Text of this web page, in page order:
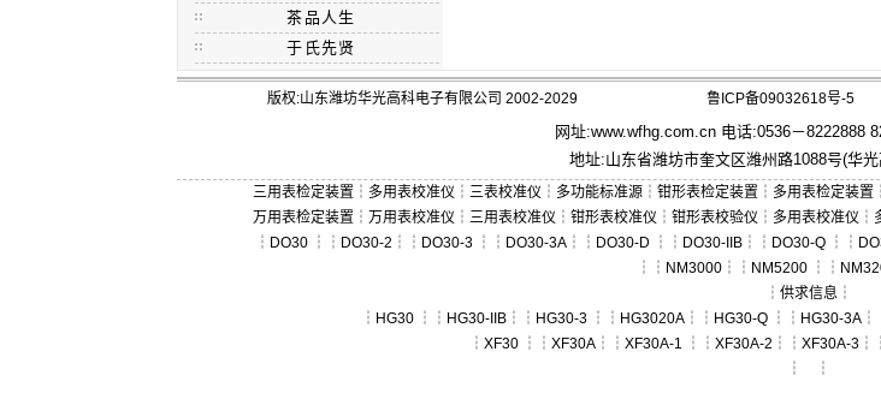
茶品人生
于氏先贤
版权:山东潍坊华光高科电子有限公司 2002-2029 鲁ICP备09032618号-5
网址:www.wfhg.com.cn 电话:0536－8222888
地址:山东省潍坊市奎文区潍州路1088号(华
三用表检定装置 ┆ 多用表校准仪 ┆ 三表校准仪 ┆ 多功能标准源 ┆ 钳形表检定装置 ┆ 多用表检定装置 ┆
万用表检定装置 ┆ 万用表校准仪 ┆ 三用表校准仪 ┆ 钳形表校准仪 ┆ 钳形表校验仪 ┆ 多用表校准仪 ┆
┆ DO30 ┆┆ DO30-2 ┆┆ DO30-3 ┆┆ DO30-3A ┆┆ DO30-D ┆┆ DO30-IIB ┆┆ DO30-Q ┆┆
┆┆ NM3000┆┆ NM5200┆┆
┆ 供求信息 ┆
┆ HG30 ┆┆ HG30-IIB ┆┆ HG30-3 ┆┆ HG3020A ┆┆ HG30-Q ┆┆ HG30-3A
┆ XF30 ┆┆ XF30A ┆┆ XF30A-1 ┆┆ XF30A-2 ┆┆ XF30A-3 ┆┆
┆ ┆